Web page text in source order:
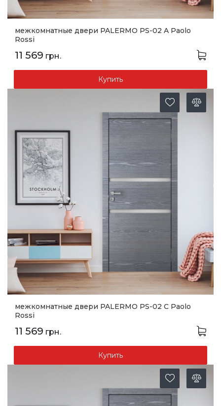
межкомнатные двери PALERMO PS-02 A Paolo
Rossi
11 569 грн.
Купить
межкомнатные двери PALERMO PS-02 C Paolo
Rossi
11 569 грн.
Купить